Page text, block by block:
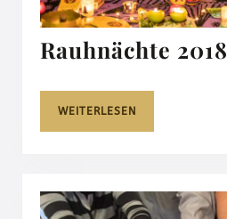
Rauhnächte 2018
WEITERLESEN